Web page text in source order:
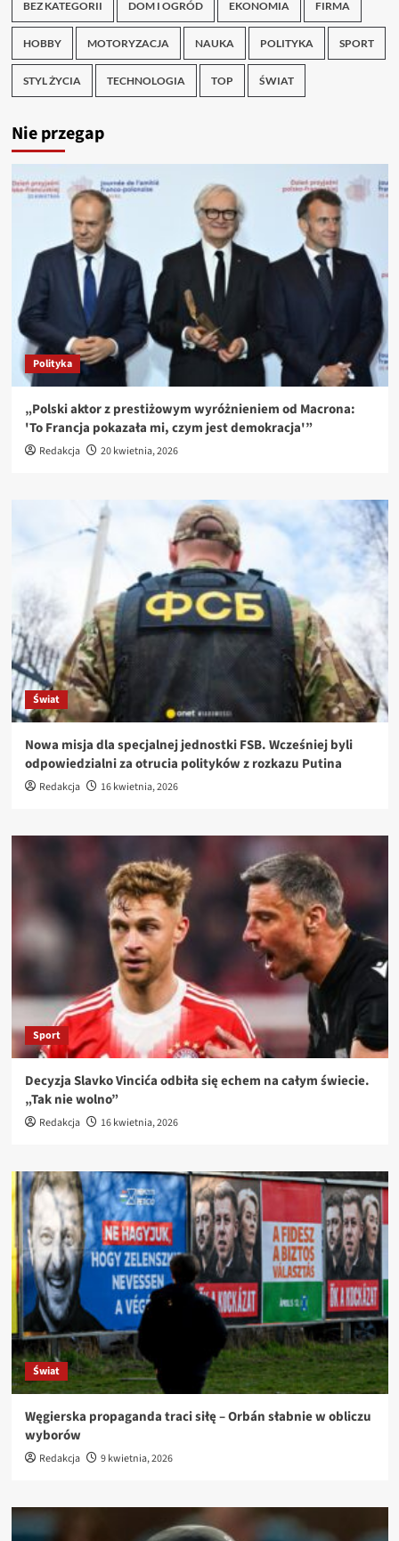
BEZ KATEGORII DOM I OGRÓD EKONOMIA FIRMA
HOBBY MOTORYZACJA NAUKA POLITYKA SPORT
STYL ŻYCIA TECHNOLOGIA TOP ŚWIAT
Nie przegap
Polityka
„Polski aktor z prestiżowym wyróżnieniem od Macrona:
'To Francja pokazała mi, czym jest demokracja'”
Redakcja 20 kwietnia, 2026
Świat
Nowa misja dla specjalnej jednostki FSB. Wcześniej byli
odpowiedzialni za otrucia polityków z rozkazu Putina
Redakcja 16 kwietnia, 2026
Sport
Decyzja Slavko Vincića odbiła się echem na całym świecie.
„Tak nie wolno”
Redakcja 16 kwietnia, 2026
Świat
Węgierska propaganda traci siłę – Orbán słabnie w obliczu
wyborów
Redakcja 9 kwietnia, 2026